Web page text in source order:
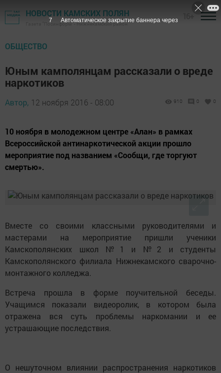
НОВОСТИ КАМСКИХ ПОЛЯН
Газета "Посинформ" - Нижнекамский район
ОБЩЕСТВО
Юным камполянцам рассказали о вреде
наркотиков
Автор, 12 ноября 2016 - 08:00 910 0 0
10 ноября в молодежном центре «Алан» в рамках
Всероссийской антинаркотической акции прошло
мероприятие под названием «Сообщи, где торгуют
смертью».
Вместе со своими классными руководителями и
мастерами на мероприятие пришли ученики
Камскополянских школ №1 и №2 и студенты
Камскополянского филиала Нижнекамского сварочно-
монтажного колледжа.
Встреча прошла в форме поучительной беседы.
Учащимся показали видеоролик, в котором была
отражена вся суть проблемы наркомании и ее
устрашающие последствия.
О нешуточном влиянии распространения наркотиков
6 Автоматическое закрытие баннера через